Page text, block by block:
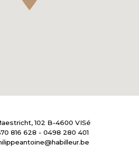
102 B-4600 VISé
816 628 - 0498 280 401